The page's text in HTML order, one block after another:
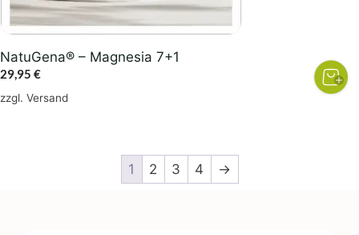
NatuGena® – Magnesia 7+1
29,95 €
zzgl. Versand
1 2 3 4 →